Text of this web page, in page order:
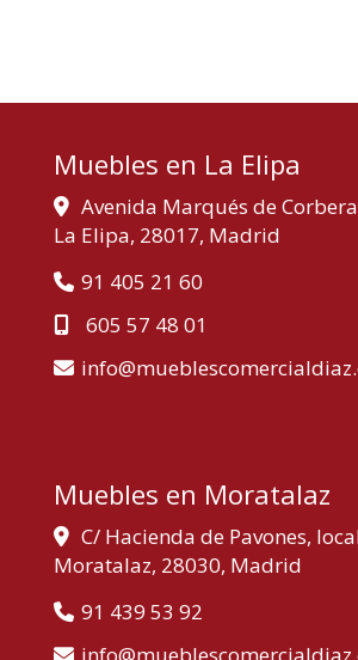
Muebles en La Elipa
Avenida Marqués de
La Elipa, 28017, Madrid
91 405 21 60
605 57 48 01
info
Muebles en Moratalaz
C/ Hacienda de Pavones,
Moratalaz, 28030, Madrid
91 439 53 92